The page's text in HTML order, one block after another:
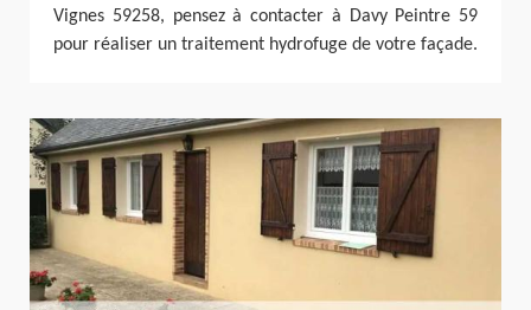
Vignes 59258, pensez à contacter à Davy Peintre 59
pour réaliser un traitement hydrofuge de votre façade.